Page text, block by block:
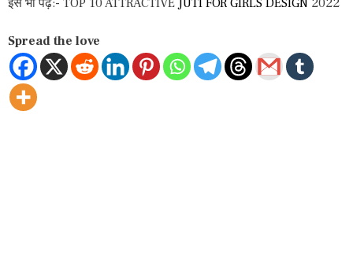
Spread the love